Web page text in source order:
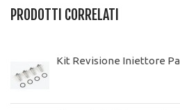
PRODOTTI CORRELATI
Kit Revisione Iniettore